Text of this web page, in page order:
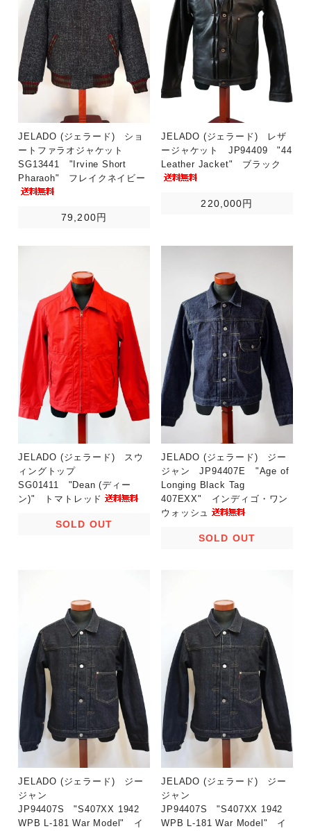
JELADO (ジェラード) ショ
ートファラオジャケット
SG13441 "Irvine Short
Pharaoh" フレイクネイビー
79,200円
JELADO (ジェラード) レザ
ージャケット JP94409 "44
Leather Jacket" ブラック
220,000円
JELADO (ジェラード) スウ
ィングトップ
SG01411 "Dean (ディー
ン)" トマトレッド
SOLD OUT
JELADO (ジェラード) ジー
ジャン JP94407E "Age of
Longing Black Tag
407EXX" インディゴ・ワン
ウォッシュ
SOLD OUT
JELADO (ジェラード) ジー
ジャン
JP94407S "S407XX 1942
WPB L-181 War Model" イ
JELADO (ジェラード) ジー
ジャン
JP94407S "S407XX 1942
WPB L-181 War Model" イ